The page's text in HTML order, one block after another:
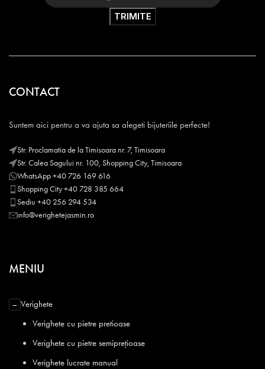
CONTACT
Suntem aici pentru a va ajuta sa alegeti bijuteriile perfecte!
Str. Proclamatia de la Timisoara nr. 7, Timisoara
Str. Calea Sagului nr. 100, Shopping City, Timisoara
WhatsApp +40 726 169 616
Shopping City +40 728 385 664
Sediu +40 256 294 534
info@verighetejasmin.ro
MENIU
− Verighete
Verighete cu pietre pretioase
Verighete cu pietre semiprețioase
Verighete lucrate manual